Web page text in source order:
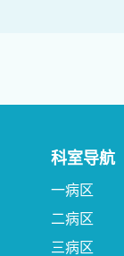
科室导航
一病区
二病区
三病区